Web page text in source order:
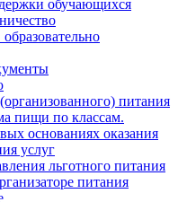
обучающихся
питания
пищи по классам.
основаниях оказания
услуг
льготного питания
питания